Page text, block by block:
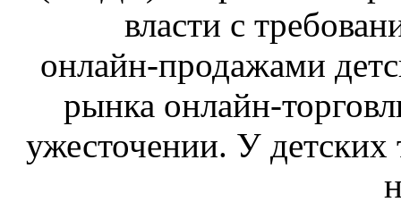
власти с
онлайн‑продажами
рынка онлайн-
ужесточении. У детских